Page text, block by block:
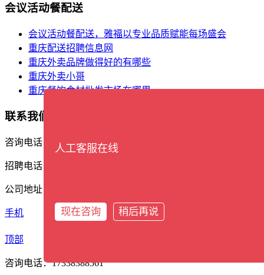
会议活动餐配送
会议活动餐配送，雅福以专业品质赋能每场盛会
重庆配送招聘信息网
重庆外卖品牌做得好的有哪些
重庆外卖小哥
重庆餐饮食材批发市场在哪里
联系我们
咨询电话：17338388561
招聘电话：13609402162
公司地址：重庆市渝北区石盘河商务区宝环东路2号
手机
顶部
咨询电话：17338388561
人工客服在线
现在咨询 稍后再说